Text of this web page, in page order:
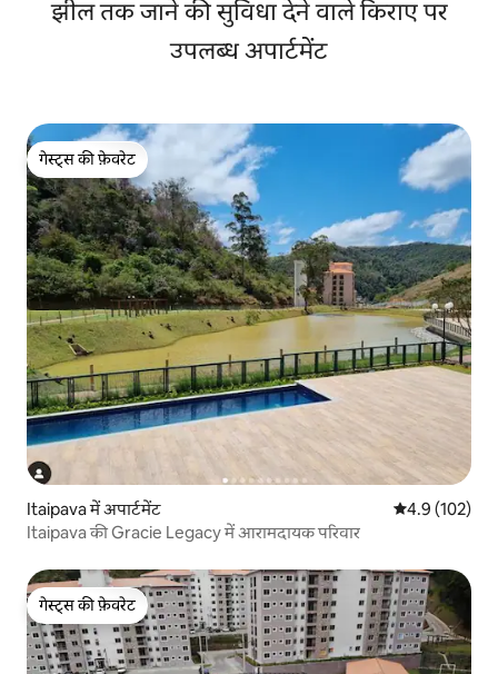
झील तक जाने की सुविधा देने वाले किराए पर
उपलब्ध अपार्टमेंट
गेस्ट्स की फ़ेवरेट
गेस्ट्स की फ़ेवरेट
Itaipava में अपार्टमेंट औसत रेटिंग 5 में
4.9 (102)
Itaipava की Gracie Legacy में आरामदायक परिवार
गेस्ट्स की फ़ेवरेट
गेस्ट्स की फ़ेवरेट